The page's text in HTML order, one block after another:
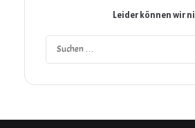
Leider können wir